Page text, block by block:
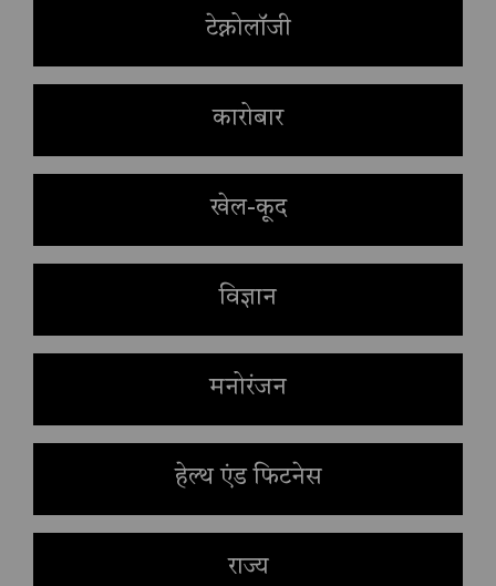
टेक्नोलॉजी
कारोबार
खेल-कूद
विज्ञान
मनोरंजन
हेल्थ एंड फिटनेस
राज्य